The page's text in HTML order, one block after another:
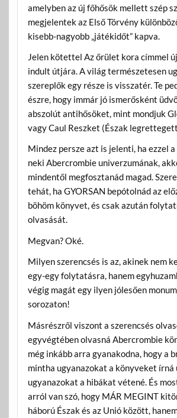
amelyben az új főhősök mellett szép
megjelentek az Első Törvény
kisebb-nagyobb „játékidőt” kapva.
Jelen kötettel Az őrület kora címmel
indult útjára. A világ természetesen
szereplők egy része is visszatér. Te
észre, hogy immár jó ismerősként
abszolút antihősöket, mint mondjuk
vagy Caul Reszket (Észak
Mindez persze azt is jelenti, ha ezzel
neki Abercrombie univerzumának,
mindentől megfosztanád magad.
tehát, ha GYORSAN bepótolnád az
böhöm könyvet, és csak azután
olvasását.
Megvan? Oké.
Milyen szerencsés is az, akinek nem
egy-egy folytatásra, hanem
végig magát egy ilyen jólesően
sorozaton!
Másrészről viszont a szerencsés
egyvégtében olvasná Abercrombie
még inkább arra gyanakodna, hogy a
mintha ugyanazokat a könyveket írná
ugyanazokat a hibákat vétené. És
arról van szó, hogy MÁR MEGINT
háború Észak és az Unió között,